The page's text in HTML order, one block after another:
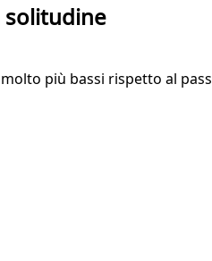
solitudine
più bassi rispetto al